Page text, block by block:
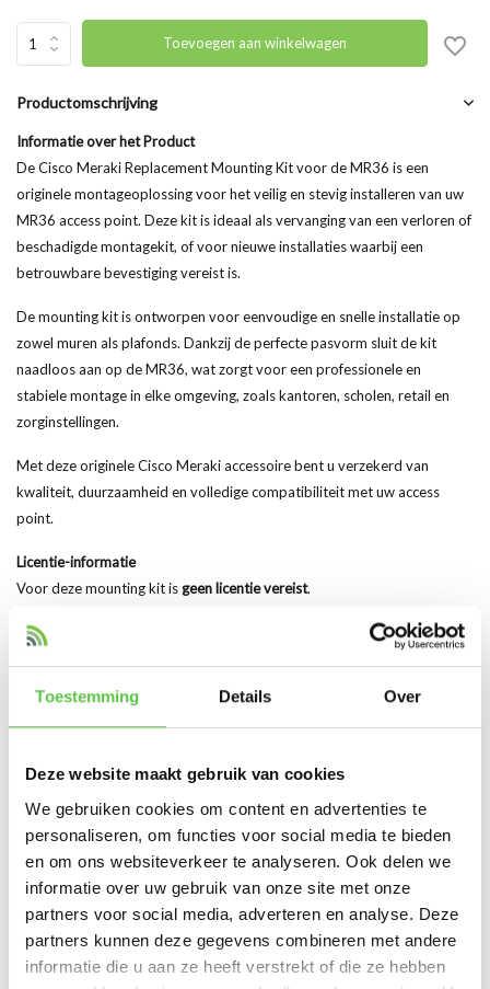
Toestemming Details Over
Deze website maakt gebruik van cookies
We gebruiken cookies om content en advertenties te
personaliseren, om functies voor social media te bieden
en om ons websiteverkeer te analyseren. Ook delen we
informatie over uw gebruik van onze site met onze
partners voor social media, adverteren en analyse. Deze
partners kunnen deze gegevens combineren met andere
informatie die u aan ze heeft verstrekt of die ze hebben
Toevoegen aan winkelwagen
Productomschrijving
Informatie over het Product
De Cisco Meraki Replacement Mounting Kit voor de MR36 is een
originele montageoplossing voor het veilig en stevig installeren van uw
MR36 access point. Deze kit is ideaal als vervanging van een verloren of
beschadigde montagekit, of voor nieuwe installaties waarbij een
betrouwbare bevestiging vereist is.
De mounting kit is ontworpen voor eenvoudige en snelle installatie op
zowel muren als plafonds. Dankzij de perfecte pasvorm sluit de kit
naadloos aan op de MR36, wat zorgt voor een professionele en
stabiele montage in elke omgeving, zoals kantoren, scholen, retail en
zorginstellingen.
Met deze originele Cisco Meraki accessoire bent u verzekerd van
kwaliteit, duurzaamheid en volledige compatibiliteit met uw access
point.
Licentie-informatie
Voor deze mounting kit isgeen licentie vereist.
licentie voor gebruik en beheer via het Meraki Dashboard.
Advanced licentie
Hoogtepunten van het Product